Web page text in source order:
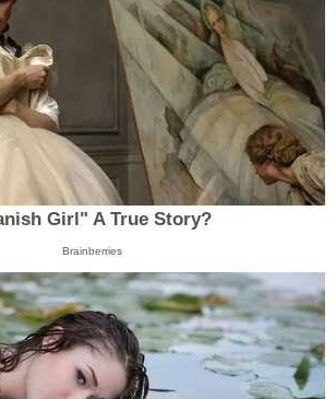
Girl" A True Story?
Brainberries